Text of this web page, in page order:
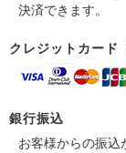
決済できます。
クレジットカード
銀行振込
お客様からの振込